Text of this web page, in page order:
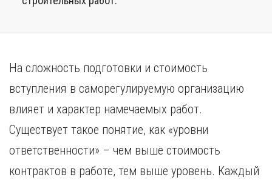
На сложность подготовки и стоимость
вступления в саморегулируемую организацию
влияет и характер намечаемых работ.
Существует такое понятие, как «уровни
ответственности» – чем выше стоимость
контрактов в работе, тем выше уровень. Каждый